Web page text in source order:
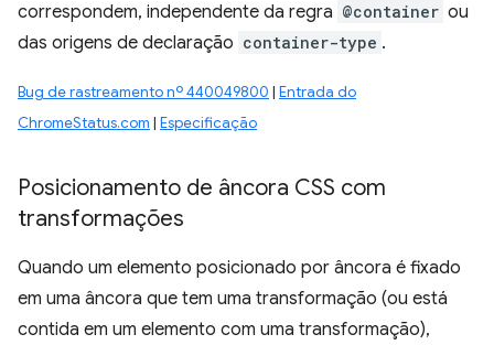
correspondem, independente da regra @container ou
das origens de declaração container-type .
Bug de rastreamento nº 440049800 | Entrada do
ChromeStatus.com | Especificação
Posicionamento de âncora CSS com
transformações
Quando um elemento posicionado por âncora é fixado
em uma âncora que tem uma transformação (ou está
contida em um elemento com uma transformação),